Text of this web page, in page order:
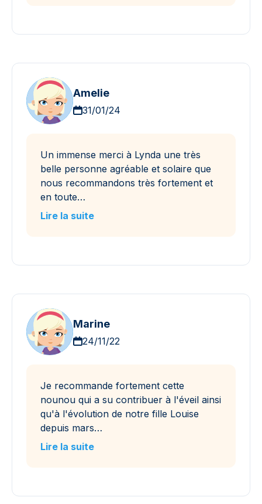
Amelie
31/01/24
Un immense merci à Lynda une très
belle personne agréable et solaire que
nous recommandons très fortement et
en toute…
Lire la suite
Marine
24/11/22
Je recommande fortement cette
nounou qui a su contribuer à l'éveil ainsi
qu'à l'évolution de notre fille Louise
depuis mars…
Lire la suite